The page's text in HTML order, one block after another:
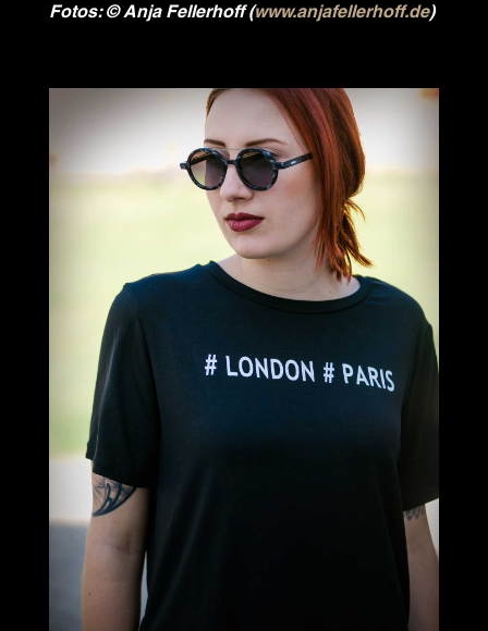
Fotos: © Anja Fellerhoff (www.anjafellerhoff.de)